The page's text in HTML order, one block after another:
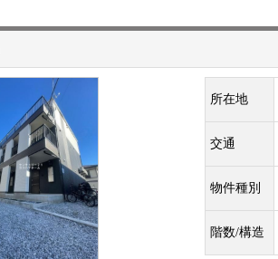
所在地
交通
物件種別
階数/構造